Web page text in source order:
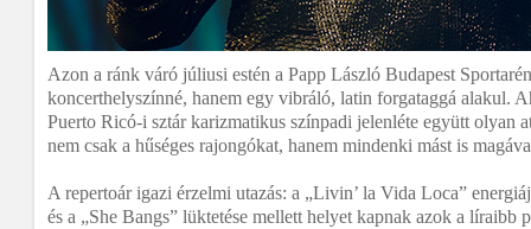
Azon a ránk váró júliusi estén a Papp László Budapest
koncerthelyszínné, hanem egy vibráló, latin forgataggá alakul.
Puerto Ricó-i sztár karizmatikus színpadi jelenléte együtt olyan
nem csak a hűséges rajongókat, hanem mindenki mást is
A repertoár igazi érzelmi utazás: a „Livin’ la Vida Loca”
és a „She Bangs” lüktetése mellett helyet kapnak azok a líraibb